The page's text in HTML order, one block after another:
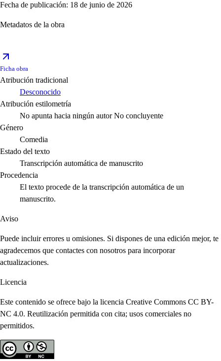
Fecha de publicación: 18 de junio de 2026
Metadatos de la obra
Ficha obra
Atribución tradicional
Desconocido
Atribución estilometría
No apunta hacia ningún autor No concluyente
Género
Comedia
Estado del texto
Transcripción automática de manuscrito
Procedencia
El texto procede de la transcripción automática de un
manuscrito.
Aviso
Puede incluir errores u omisiones. Si dispones de una edición mejor, te
agradecemos que contactes con nosotros para incorporar
actualizaciones.
Licencia
Este contenido se ofrece bajo la licencia Creative Commons CC BY-
NC 4.0. Reutilización permitida con cita; usos comerciales no
permitidos.